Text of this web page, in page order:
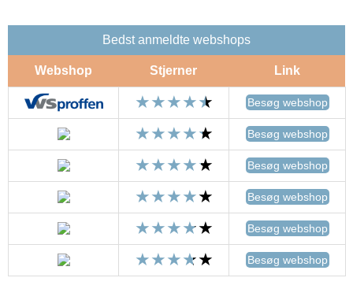
Bedst anmeldte webshops
Webshop Stjerner Link
Besøg webshop
Besøg webshop
Besøg webshop
Besøg webshop
Besøg webshop
Besøg webshop